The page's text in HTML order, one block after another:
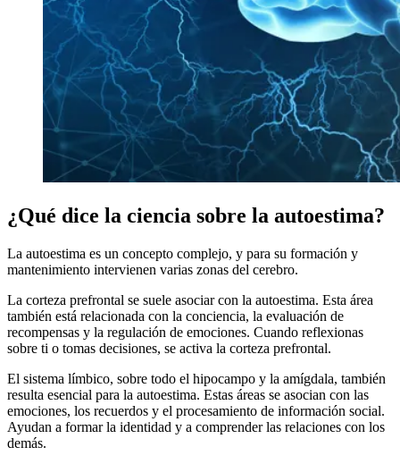
¿Qué dice la ciencia sobre la autoestima?
La autoestima es un concepto complejo, y para su formación y
mantenimiento intervienen varias zonas del cerebro.
La corteza prefrontal se suele asociar con la autoestima. Esta área
también está relacionada con la conciencia, la evaluación de
recompensas y la regulación de emociones. Cuando reflexionas
sobre ti o tomas decisiones, se activa la corteza prefrontal.
El sistema límbico, sobre todo el hipocampo y la amígdala, también
resulta esencial para la autoestima. Estas áreas se asocian con las
emociones, los recuerdos y el procesamiento de información social.
Ayudan a formar la identidad y a comprender las relaciones con los
demás.